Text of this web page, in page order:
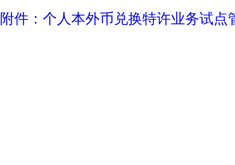
附件：个人本外币兑换特许业务试点